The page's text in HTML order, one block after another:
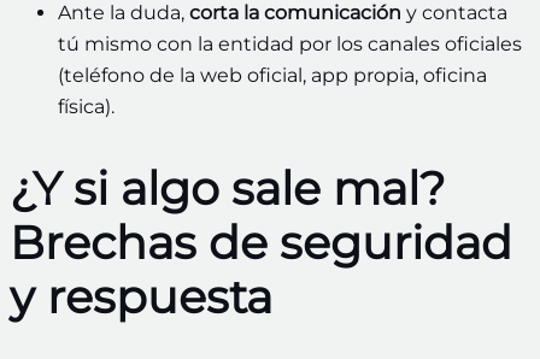
Ante la duda, corta la comunicación y contacta
tú mismo con la entidad por los canales oficiales
(teléfono de la web oficial, app propia, oficina
física).
¿Y si algo sale mal?
Brechas de seguridad
y respuesta